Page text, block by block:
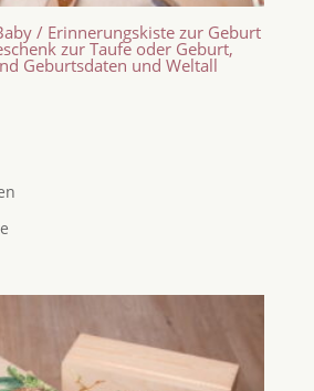
/ Erinnerungskiste zur Geburt
zur Taufe oder Geburt,
Geburtsdaten und Weltall